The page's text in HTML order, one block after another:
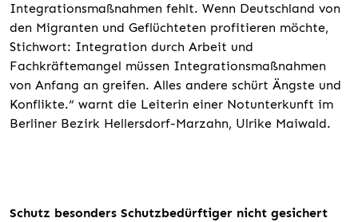
Integrationsmaßnahmen fehlt. Wenn Deutschland von
den Migranten und Geflüchteten profitieren möchte,
Stichwort: Integration durch Arbeit und
Fachkräftemangel müssen Integrationsmaßnahmen
von Anfang an greifen. Alles andere schürt Ängste und
Konflikte.“ warnt die Leiterin einer Notunterkunft im
Berliner Bezirk Hellersdorf-Marzahn, Ulrike Maiwald.
Schutz besonders Schutzbedürftiger nicht gesichert